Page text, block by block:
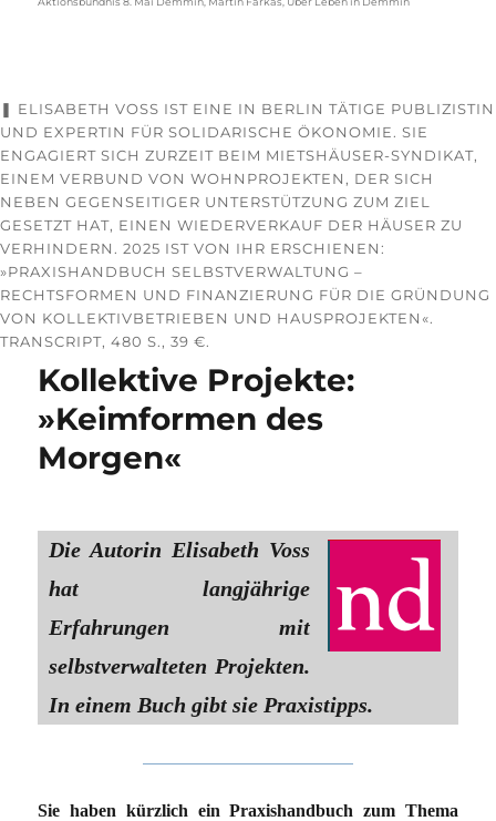
❚ ELISABETH VOSS IST EINE IN BERLIN TÄTIGE PUBLIZISTIN
UND EXPERTIN FÜR SOLIDARISCHE ÖKONOMIE. SIE
ENGAGIERT SICH ZURZEIT BEIM MIETSHÄUSER-SYNDIKAT,
EINEM VERBUND VON WOHNPROJEKTEN, DER SICH
NEBEN GEGENSEITIGER UNTERSTÜTZUNG ZUM ZIEL
GESETZT HAT, EINEN WIEDERVERKAUF DER HÄUSER ZU
VERHINDERN. 2025 IST VON IHR ERSCHIENEN:
»PRAXISHANDBUCH SELBSTVERWALTUNG –
RECHTSFORMEN UND FINANZIERUNG FÜR DIE GRÜNDUNG
VON KOLLEKTIVBETRIEBEN UND HAUSPROJEKTEN«.
TRANSCRIPT, 480 S., 39 €.
Kollektive Projekte:
»Keimformen des
Morgen«
Die Autorin Elisabeth Voss
hat langjährige
Erfahrungen mit
selbstverwalteten Projekten.
In einem Buch gibt sie Praxistipps.
Sie haben kürzlich ein Praxishandbuch zum Thema